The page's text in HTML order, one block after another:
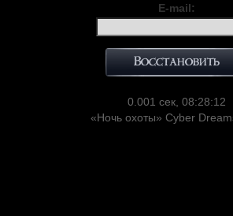
E-mail:
0.001 сек, 08:28:12
«Ночь охоты» Cyber